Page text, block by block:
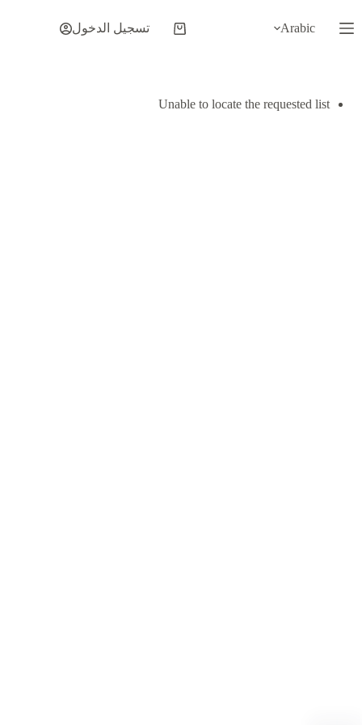
إلى
المحتوى
Arabic
عربة
تسجيل الدخول
Unable to locate the requested list